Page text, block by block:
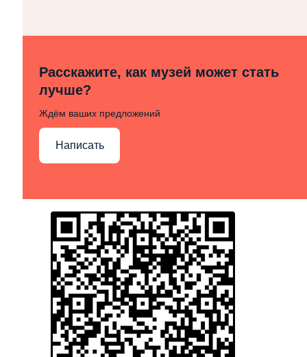
Расскажите, как музей может стать
лучше?
Ждём ваших предложений
Написать